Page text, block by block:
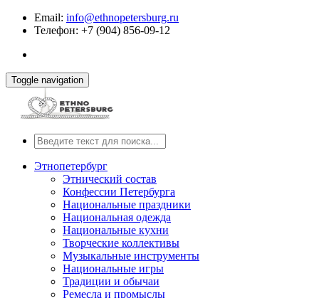
Email: info@ethnopetersburg.ru
Телефон: +7 (904) 856-09-12
Toggle navigation
Этнопетербург
Этнический состав
Конфессии Петербурга
Национальные праздники
Национальная одежда
Национальные кухни
Творческие коллективы
Музыкальные инструменты
Национальные игры
Традиции и обычаи
Ремесла и промыслы